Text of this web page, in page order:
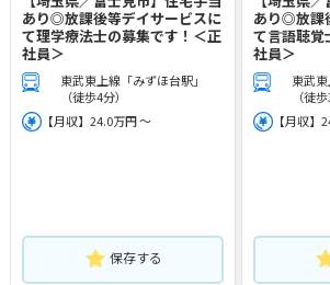
あり◎放課後等デイサービスに
て理学療法士の募集です！＜正
社員＞
東武東上線「みずほ台駅」
（徒歩4分）
【月収】24.0万円 ～
保存する
あり◎放課
て言語聴覚
社員＞
東武東
（徒
【月収】